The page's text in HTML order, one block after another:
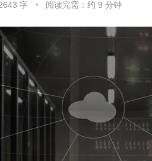
字 阅读完需：约 9 分钟